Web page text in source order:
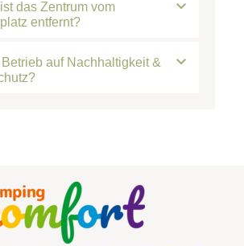
das Zentrum vom
entfernt?
auf Nachhaltigkeit &